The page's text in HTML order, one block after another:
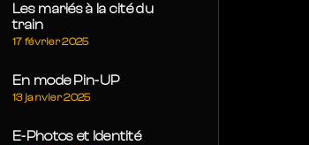
Les mariés à la cité du
train
17 février 2025
En mode Pin-UP
13 janvier 2025
E-Photos et Identité